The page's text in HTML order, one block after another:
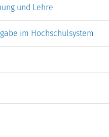
und Lehre
im Hochschulsystem